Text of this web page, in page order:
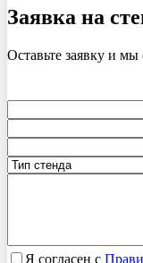
Заявка на
Оставьте заявку и
Я согласен с